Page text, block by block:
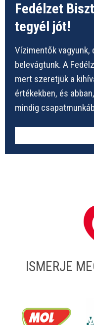
Fedélzet
tegyél jót!
Vízimentők vagyunk,
belevágtunk. A
mert szeretjük a
értékekben, és
mindig
ISMERJE